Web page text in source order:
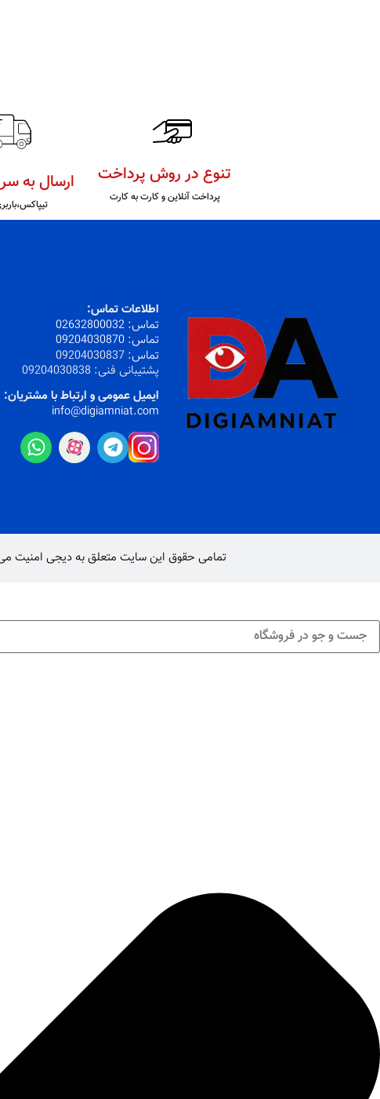
تنوع در روش پرداخت
پرداخت آنلاین و کارت به کارت
ارسال به
اطلاعات تماس:
تماس:
02632800032
تماس: 09204030870
تماس: 09204030837
پشتیبانی فنی: 09204030838
ایمیل عمومی و ارتباط با مشتریان:
info@digiamniat.com
تمامی حقوق این سایت متعلق به دیجی امنیت